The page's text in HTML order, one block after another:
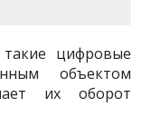
цифровые
объектом
их оборот